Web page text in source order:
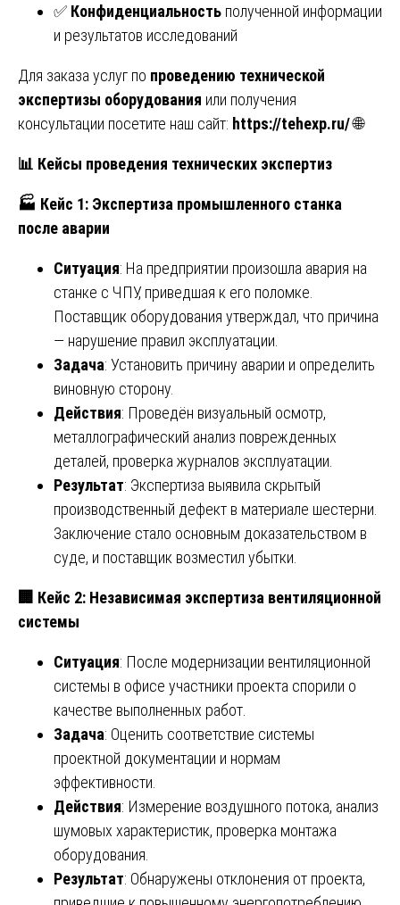
✅ Конфиденциальность полученной информации
и результатов исследований
Для заказа услуг по проведению технической
экспертизы оборудования или получения
консультации посетите наш сайт: https://tehexp.ru/🌐
📊 Кейсы проведения технических экспертиз
🏭 Кейс 1: Экспертиза промышленного станка
после аварии
Ситуация: На предприятии произошла авария на
станке с ЧПУ, приведшая к его поломке.
Поставщик оборудования утверждал, что причина
— нарушение правил эксплуатации.
Задача: Установить причину аварии и определить
виновную сторону.
Действия: Проведён визуальный осмотр,
металлографический анализ поврежденных
деталей, проверка журналов эксплуатации.
Результат: Экспертиза выявила скрытый
производственный дефект в материале шестерни.
Заключение стало основным доказательством в
суде, и поставщик возместил убытки.
🏢 Кейс 2: Независимая экспертиза вентиляционной
системы
Ситуация: После модернизации вентиляционной
системы в офисе участники проекта спорили о
качестве выполненных работ.
Задача: Оценить соответствие системы
проектной документации и нормам
эффективности.
Действия: Измерение воздушного потока, анализ
шумовых характеристик, проверка монтажа
оборудования.
Результат: Обнаружены отклонения от проекта,